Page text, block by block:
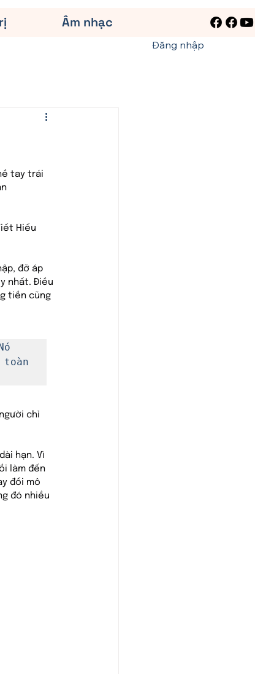
Âm nhạc
Đăng nhập
tay trái
Hiểu
đỡ áp
nhất. Điều
tiền cũng
toàn
chỉ
hạn. Vì
làm đến
đổi mô
đó nhiều